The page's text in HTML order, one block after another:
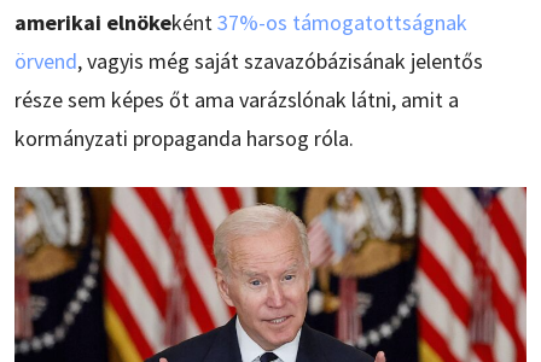
amerikai elnökeként37%-os támogatottságnak
örvend, vagyis még saját szavazóbázisának jelentős
része sem képes őt ama varázslónak látni, amit a
kormányzati propaganda harsog róla.